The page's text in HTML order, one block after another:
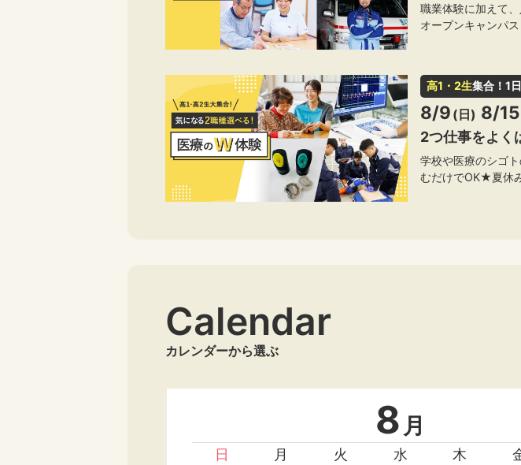
職業体験に加えて
オープンキャンパス
高1・2生集合！1
8/9 (日) 8/15
2つ仕事をよ
学校や医療のシゴ
むだけでOK★夏休
Calendar
カレンダーから選ぶ
8 月
日 月 火 水 木